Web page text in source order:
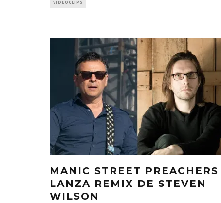
VIDEOCLIPS
MANIC STREET PREACHERS
LANZA REMIX DE STEVEN
WILSON